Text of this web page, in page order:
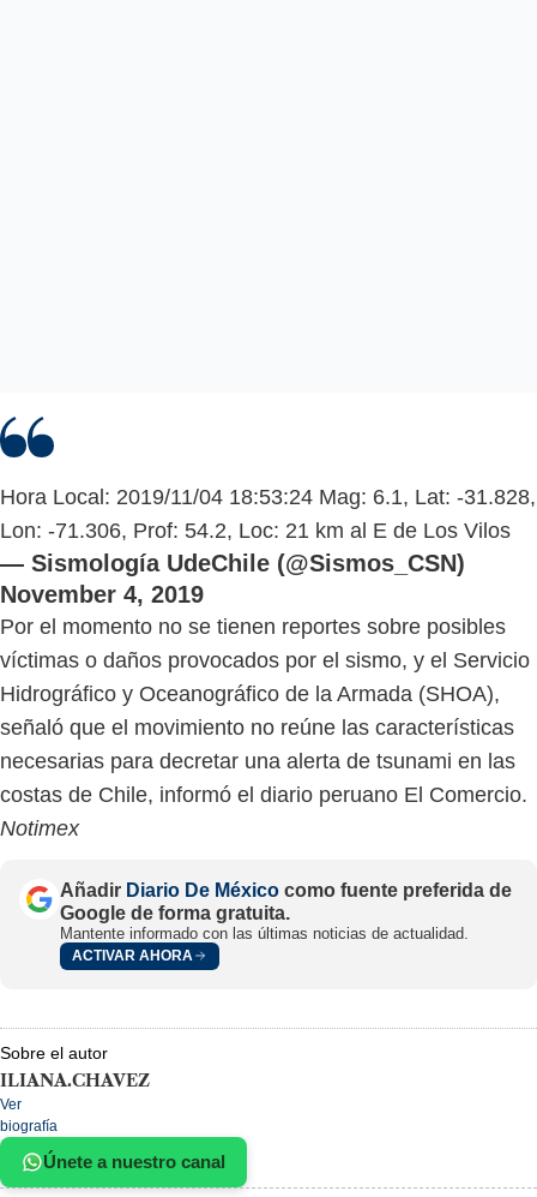
Hora Local: 2019/11/04 18:53:24 Mag: 6.1, Lat: -31.828,
Lon: -71.306, Prof: 54.2, Loc: 21 km al E de Los Vilos
— Sismología UdeChile (@Sismos_CSN)
November 4, 2019
Por el momento no se tienen reportes sobre posibles
víctimas o daños provocados por el sismo, y el Servicio
Hidrográfico y Oceanográfico de la Armada (SHOA),
señaló que el movimiento no reúne las características
necesarias para decretar una alerta de tsunami en las
costas de Chile, informó el diario peruano El Comercio.
Notimex
Añadir Diario De México como fuente preferida de
Google de forma gratuita.
Mantente informado con las últimas noticias de actualidad.
ACTIVAR AHORA
Sobre el autor
ILIANA.CHAVEZ
Ver
biografía
Únete a nuestro canal